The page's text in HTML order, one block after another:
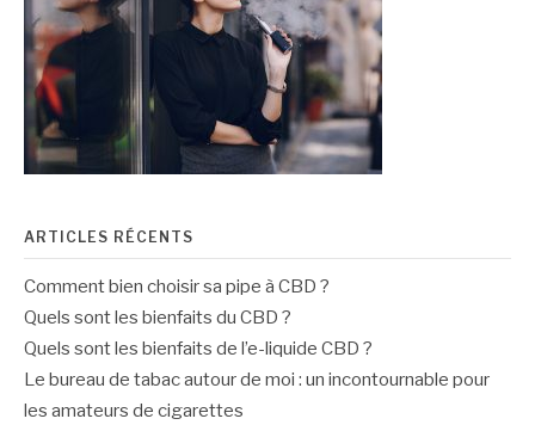
ARTICLES RÉCENTS
Comment bien choisir sa pipe à CBD ?
Quels sont les bienfaits du CBD ?
Quels sont les bienfaits de l’e-liquide CBD ?
Le bureau de tabac autour de moi : un incontournable pour
les amateurs de cigarettes